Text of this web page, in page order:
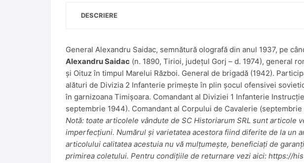
DESCRIERE
General Alexandru Saidac, semnătură olografă din anul 1937, pe
Alexandru Saidac (n. 1890, Tirioi, județul Gorj – d. 1974), general
și Oituz în timpul Marelui Război. General de brigadă (1942).
alături de Divizia 2 Infanterie primește în plin șocul ofensivei
în garnizoana Timișoara. Comandant al Diviziei 1 Infanterie
septembrie 1944). Comandant al Corpului de Cavalerie
Notă: toate articolele vândute de SC Historiarum SRL sunt
imperfecțiuni. Numărul și varietatea acestora fiind diferite de la un
articolului calitatea acestuia nu vă mulțumește, beneficiați de
primirea coletului. Pentru condițiile de returnare vezi aici: https://